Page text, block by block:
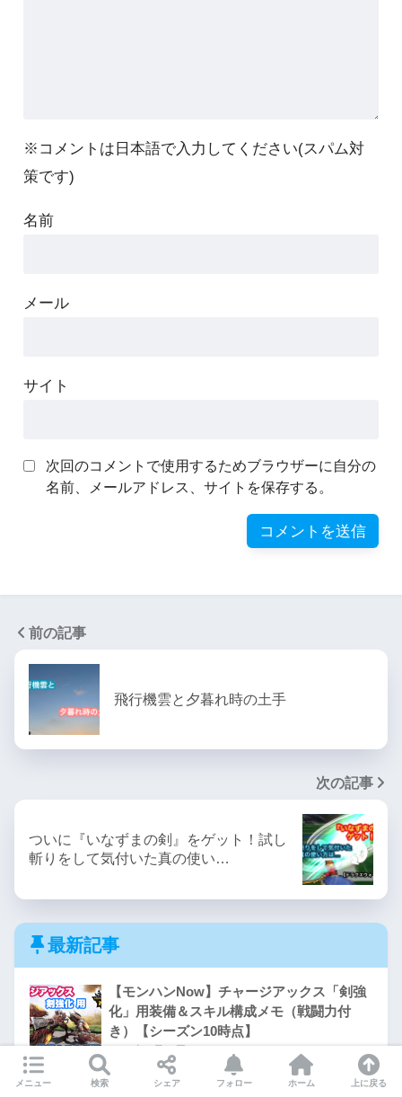
※コメントは日本語で入力してください(スパム対
策です)
名前
メール
サイト
次回のコメントで使用するためブラウザーに自分の
名前、メールアドレス、サイトを保存する。
前の記事
飛行機雲と夕暮れ時の土手
次の記事
ついに『いなずまの剣』をゲット！試し
斬りをして気付いた真の使い…
最新記事
【モンハンNow】チャージアックス「剣強
化」用装備＆スキル構成メモ（戦闘力付
き）【シーズン10時点】
2026年7月21日
メニュー 検索 シェア フォロー ホーム 上に戻る